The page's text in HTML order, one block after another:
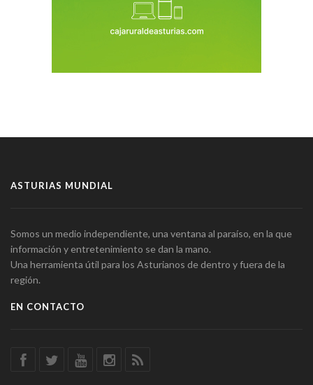
ASTURIAS MUNDIAL
Somos un medio independiente, una ventana al paraíso, en la que
información y entretenimiento se dan la mano.
Una herramienta útil para los Asturianos de dentro y fuera de la
región.
EN CONTACTO